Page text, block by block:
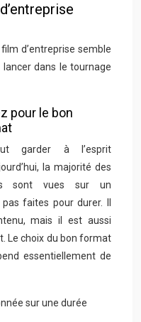
d’entreprise semble
dans le tournage
pour le bon
garder à l’esprit
la majorité des
sont vues sur un
faites pour durer. Il
mais il est aussi
Le choix du bon format
essentiellement de
sur une durée